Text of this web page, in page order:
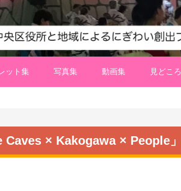
ット集 写真集 動画集 見どこ
Caves × Kakogawa × People」